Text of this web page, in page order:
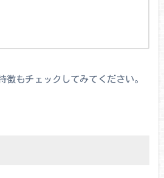
徴もチェックしてみてください。